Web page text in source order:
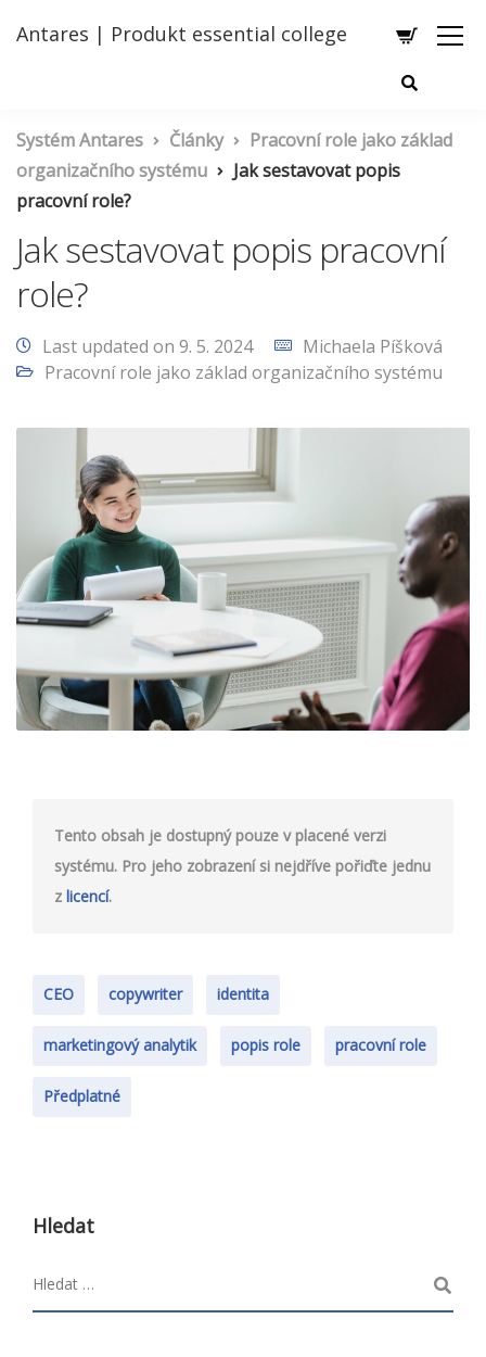
Antares | Produkt essential college
Systém Antares Články
Pracovní role jako základ
organizačního systému
Jak sestavovat popis
pracovní role?
Jak sestavovat popis pracovní
role?
Last updated on 9. 5. 2024
Michaela Píšková
Pracovní role jako základ organizačního systému
Tento obsah je dostupný pouze v placené verzi
systému. Pro jeho zobrazení si nejdříve pořiďte jednu
z licencí.
CEO copywriter identita
marketingový analytik popis role pracovní role
Předplatné
Hledat